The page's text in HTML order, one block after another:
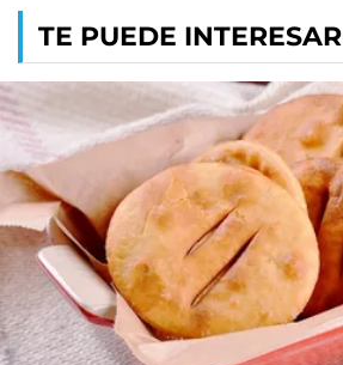
TE PUEDE INTERESAR